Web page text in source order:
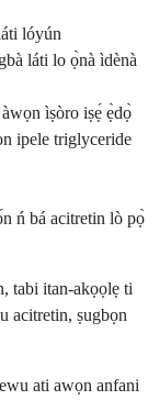
lóyún
láti lo ọ̀nà ìdènà
ìṣòro iṣẹ́ ẹ̀dọ̀
ipele triglyceride
ń bá acitretin lò pọ̀
tabi itan-akọọlẹ ti
acitretin, ṣugbọn
ati awọn anfani